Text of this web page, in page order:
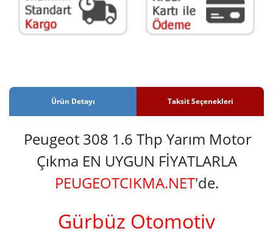
Ürün Detayı Taksit Seçenekleri
Peugeot 308 1.6 Thp Yarım Motor
Çıkma EN UYGUN FİYATLARLA
PEUGEOTCIKMA.NET'de.
Gürbüz Otomotiv